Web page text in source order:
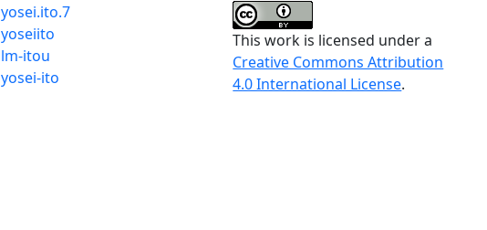
yosei.ito.7
yoseiito
lm-itou
yosei-ito
This work is licensed under a
Creative Commons Attribution
4.0 International License.